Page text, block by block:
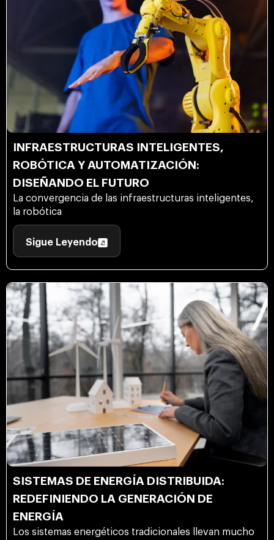
INFRAESTRUCTURAS INTELIGENTES,
ROBÓTICA Y AUTOMATIZACIÓN:
DISEÑANDO EL FUTURO
La convergencia de las infraestructuras inteligentes,
la robótica
Sigue Leyendo
SISTEMAS DE ENERGÍA DISTRIBUIDA:
REDEFINIENDO LA GENERACIÓN DE
ENERGÍA
Los sistemas energéticos tradicionales llevan mucho